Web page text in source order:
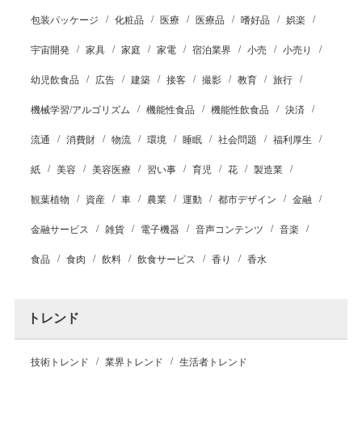
包装パッケージ 化粧品 医療 医療品 嗜好品 娯楽
宇宙開発 家具 家庭 家電 宿泊業界 小売 小売り
幼児飲食品 広告 建築 接客 撮影 教育 旅行
機械学習/アルゴリズム 機能性食品 機能性飲食品 決済
流通 消費財 物流 環境 睡眠 社会問題 福利厚生
紙 美容 美容医療 習い事 育児 花 製造業
観葉植物 資産 車 農業 運動 都市デザイン 金融
金融サービス 雑貨 電子機器 音声コンテンツ 音楽
食品 食肉 飲料 飲食サービス 香り 香水
トレンド
技術トレンド 業界トレンド 生活者トレンド